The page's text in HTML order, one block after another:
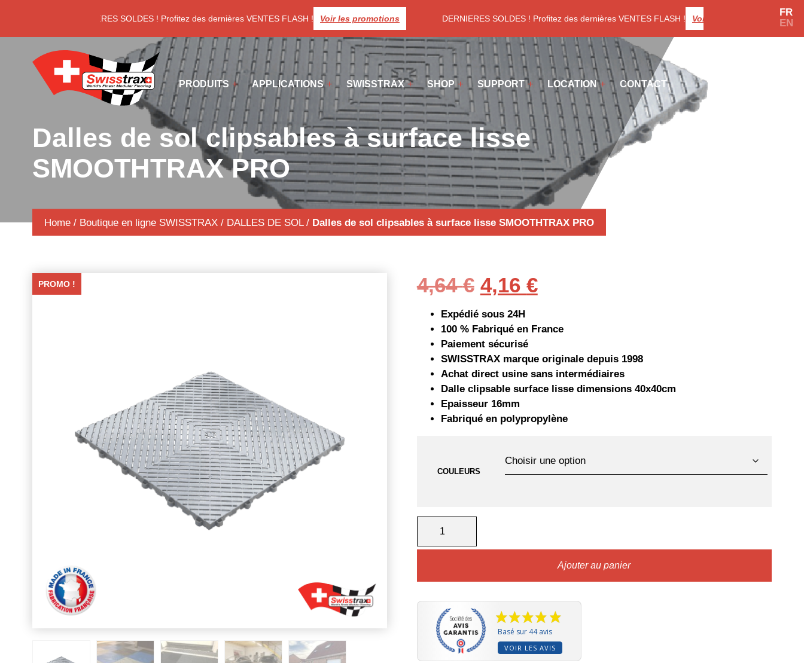
DERNIERES SOLDES ! Profitez des dernières VENTES FLASH ! Voir les promotions DERNIERES SOLDES ! Profitez des dernières VENTES FLASH ! Voir les promotions
PRODUITS APPLICATIONS SWISSTRAX SHOP SUPPORT LOCATION CONTACT
FR
EN
Dalles de sol clipsables à surface lisse
SMOOTHTRAX PRO
Home/ Boutique en ligne SWISSTRAX/ DALLES DE SOL/ Dalles de sol clipsables à surface lisse SMOOTHTRAX PRO
PROMO ! 4,64€ Le
prix
initial
était :
4,64 €.
4,16 €Le
actuel
est :
4,16 €.
Expédié sous 24H
100 % Fabriqué en France
Paiement sécurisé
SWISSTRAX marque originale depuis 1998
Achat direct usine sans intermédiaires
Dalle clipsable surface lisse dimensions 40x40cm
Epaisseur 16mm
Fabriqué en polypropylène
COULEURS
DE
SURFACE
SMOOTHTRAX
Ajouter au panier
Basé sur 44 avis
VOIR LES AVIS